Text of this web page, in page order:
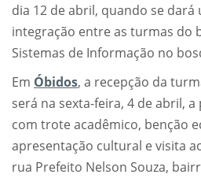
dia 12 de abril, quando se dará
integração entre as turmas do
Sistemas de Informação no
Em Óbidos, a recepção da
será na sexta-feira, 4 de abril,
com trote acadêmico, benção
apresentação cultural e visita
rua Prefeito Nelson Souza,